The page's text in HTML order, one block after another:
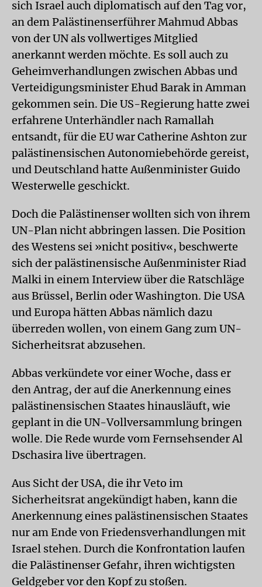
sich Israel auch diplomatisch auf den Tag vor,
an dem Palästinenserführer Mahmud Abbas
von der UN als vollwertiges Mitglied
anerkannt werden möchte. Es soll auch zu
Geheimverhandlungen zwischen Abbas und
Verteidigungsminister Ehud Barak in Amman
gekommen sein. Die US-Regierung hatte zwei
erfahrene Unterhändler nach Ramallah
entsandt, für die EU war Catherine Ashton zur
palästinensischen Autonomiebehörde gereist,
und Deutschland hatte Außenminister Guido
Westerwelle geschickt.
Doch die Palästinenser wollten sich von ihrem
UN-Plan nicht abbringen lassen. Die Position
des Westens sei »nicht positiv«, beschwerte
sich der palästinensische Außenminister Riad
Malki in einem Interview über die Ratschläge
aus Brüssel, Berlin oder Washington. Die USA
und Europa hätten Abbas nämlich dazu
überreden wollen, von einem Gang zum UN-
Sicherheitsrat abzusehen.
Abbas verkündete vor einer Woche, dass er
den Antrag, der auf die Anerkennung eines
palästinensischen Staates hinausläuft, wie
geplant in die UN-Vollversammlung bringen
wolle. Die Rede wurde vom Fernsehsender Al
Dschasira live übertragen.
Aus Sicht der USA, die ihr Veto im
Sicherheitsrat angekündigt haben, kann die
Anerkennung eines palästinensischen Staates
nur am Ende von Friedensverhandlungen mit
Israel stehen. Durch die Konfrontation laufen
die Palästinenser Gefahr, ihren wichtigsten
Geldgeber vor den Kopf zu stoßen.